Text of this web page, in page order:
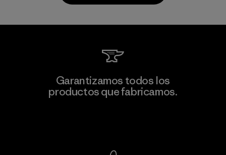
Greentech Headgear Company
Limited - Dong Nai
Garantizamos todos los
productos que fabricamos.